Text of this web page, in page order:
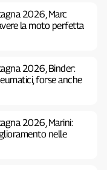
2026, Marc
la moto perfetta
2026, Binder:
forse anche
2026, Marini:
nelle